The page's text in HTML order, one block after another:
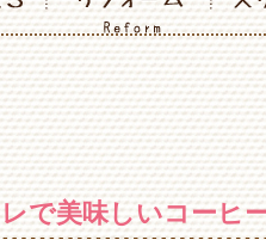
で美味しいコーヒ